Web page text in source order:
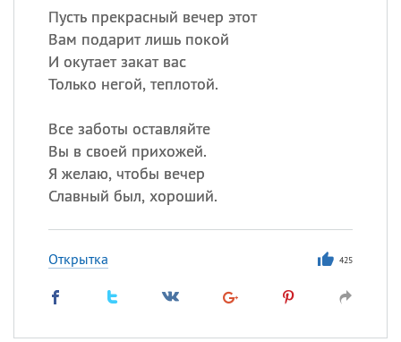
Пусть прекрасный вечер этот
Вам подарит лишь покой
И окутает закат вас
Только негой, теплотой.
Все заботы оставляйте
Вы в своей прихожей.
Я желаю, чтобы вечер
Славный был, хороший.
Открытка 425